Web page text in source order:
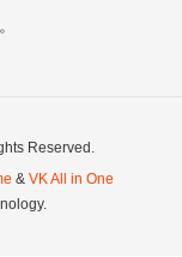
Reserved.
& VK All in One